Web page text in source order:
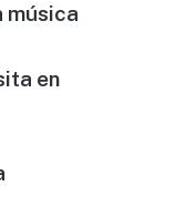
música
en